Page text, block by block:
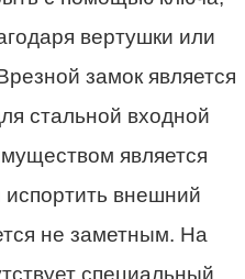
вертушки или
замок является
стальной входной
является
внешний
не заметным. На
специальный